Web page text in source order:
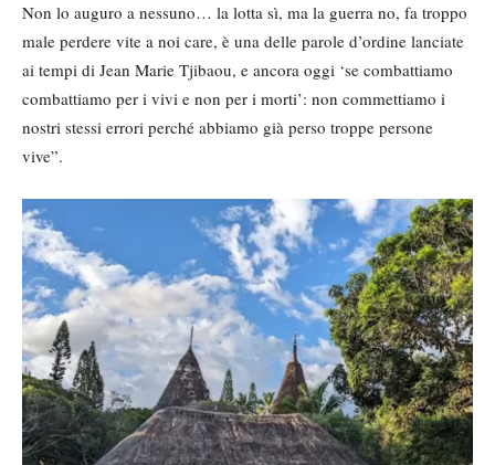
Non lo auguro a nessuno… la lotta sì, ma la guerra no, fa troppo
male perdere vite a noi care, è una delle parole d’ordine lanciate
ai tempi di Jean Marie Tjibaou, e ancora oggi ‘se combattiamo
combattiamo per i vivi e non per i morti’: non commettiamo i
nostri stessi errori perché abbiamo già perso troppe persone
vive”.